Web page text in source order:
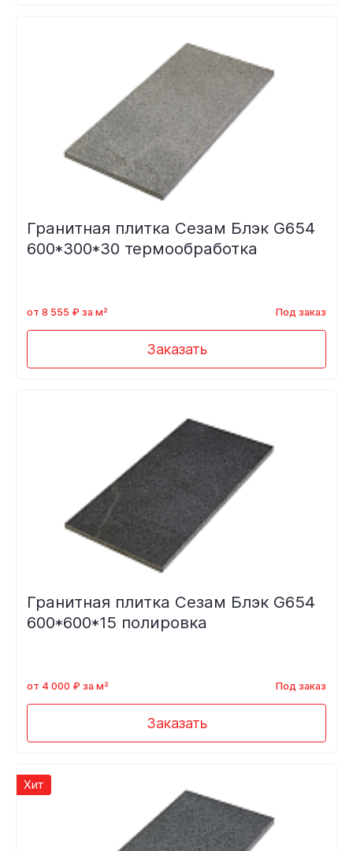
Гранитная плитка Сезам Блэк G654
600*300*30 термообработка
от 8 555 ₽ за м² Под заказ
Заказать
Гранитная плитка Сезам Блэк G654
600*600*15 полировка
от 4 000 ₽ за м² Под заказ
Заказать
Хит